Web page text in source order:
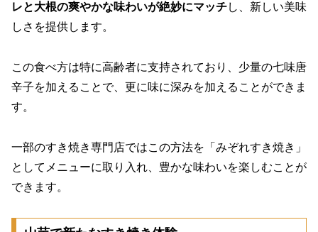
レと大根の爽やかな味わいが絶妙にマッチし、新しい美味
しさを提供します。
この食べ方は特に高齢者に支持されており、少量の七味唐
辛子を加えることで、更に味に深みを加えることができま
す。
一部のすき焼き専門店ではこの方法を「みぞれすき焼き」
としてメニューに取り入れ、豊かな味わいを楽しむことが
できます。